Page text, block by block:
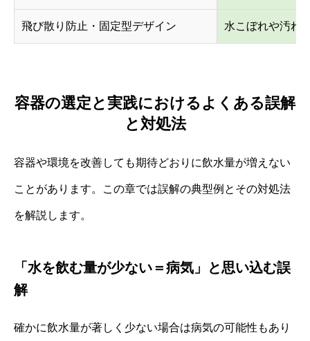
飛び散り防止・固定型デザイン 水こぼれや汚れ
容器の選定と実践におけるよくある誤解
と対処法
容器や環境を改善しても期待どおりに飲水量が増えない
ことがあります。この章では誤解の典型例とその対処法
を解説します。
「水を飲む量が少ない＝病気」と思い込む誤
解
確かに飲水量が著しく少ない場合は病気の可能性もあり